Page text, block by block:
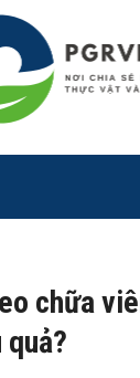
chữa